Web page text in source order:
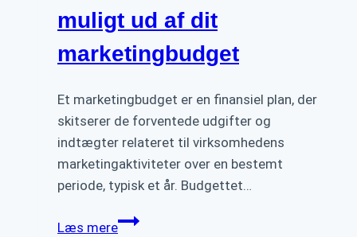
din
virksomhed
fokusere
muligt ud af dit
marketingbudget
Et marketingbudget er en finansiel plan, der
skitserer de forventede udgifter og
indtægter relateret til virksomhedens
marketingaktiviteter over en bestemt
periode, typisk et år. Budgettet…
Læs mereGuide: